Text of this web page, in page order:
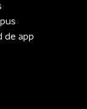
de app